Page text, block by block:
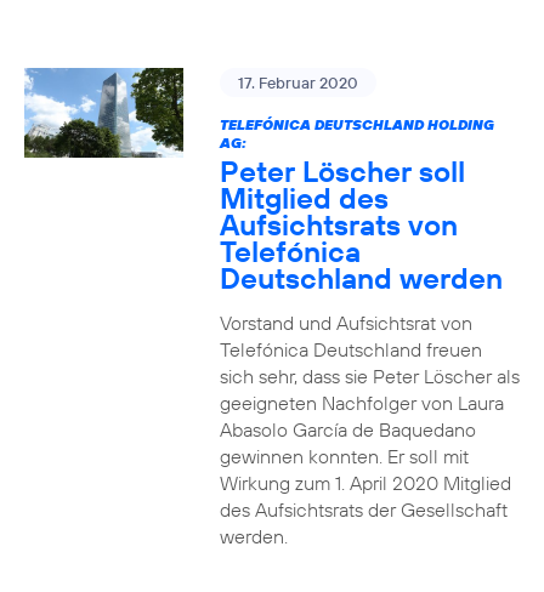
17. Februar 2020
TELEFÓNICA DEUTSCHLAND HOLDING
AG:
Peter Löscher soll
Mitglied des
Aufsichtsrats von
Telefónica
Deutschland werden
Vorstand und Aufsichtsrat von
Telefónica Deutschland freuen
sich sehr, dass sie Peter Löscher als
geeigneten Nachfolger von Laura
Abasolo García de Baquedano
gewinnen konnten. Er soll mit
Wirkung zum 1. April 2020 Mitglied
des Aufsichtsrats der Gesellschaft
werden.